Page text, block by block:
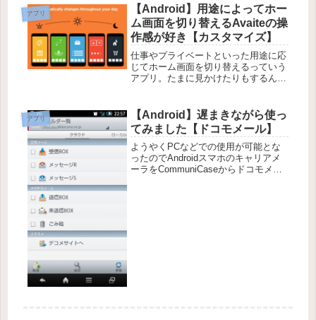
アプリ
【Android】用途によってホー
ム画面を切り替えるAvaiteの操
作感が好き【カスタマイズ】
仕事やプライベートといった用途に応
じてホーム画面を切り替えるっていう
アプリ。たまに見かけたりもするんだ
『Avaite Beta』を試してみました。
このアプリ、Beta版なん...
アプリ
【Android】遅まきながら使っ
てみました【ドコモメール】
ようやくPCなどでの使用が可能とな
ったのでAndroidスマホのキャリアメ
ーラをCommuniCaseからドコモメー